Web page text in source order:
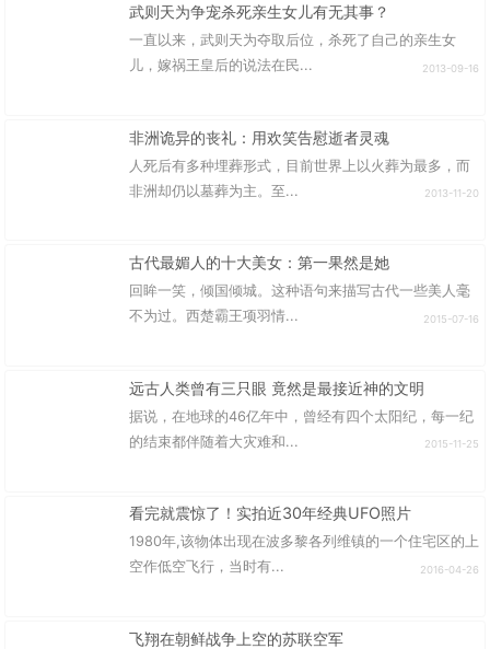
武则天为争宠杀死亲生女儿有无其事？
一直以来，武则天为夺取后位，杀死了自己的亲生女
儿，嫁祸王皇后的说法在民...
2013-09-16
非洲诡异的丧礼：用欢笑告慰逝者灵魂
人死后有多种埋葬形式，目前世界上以火葬为最多，而
非洲却仍以墓葬为主。至...
2013-11-20
古代最媚人的十大美女：第一果然是她
回眸一笑，倾国倾城。这种语句来描写古代一些美人毫
不为过。西楚霸王项羽情...
2015-07-16
远古人类曾有三只眼 竟然是最接近神的文明
据说，在地球的46亿年中，曾经有四个太阳纪，每一纪
的结束都伴随着大灾难和...
2015-11-25
看完就震惊了！实拍近30年经典UFO照片
1980年,该物体出现在波多黎各列维镇的一个住宅区的上
空作低空飞行，当时有...
2016-04-26
飞翔在朝鲜战争上空的苏联空军